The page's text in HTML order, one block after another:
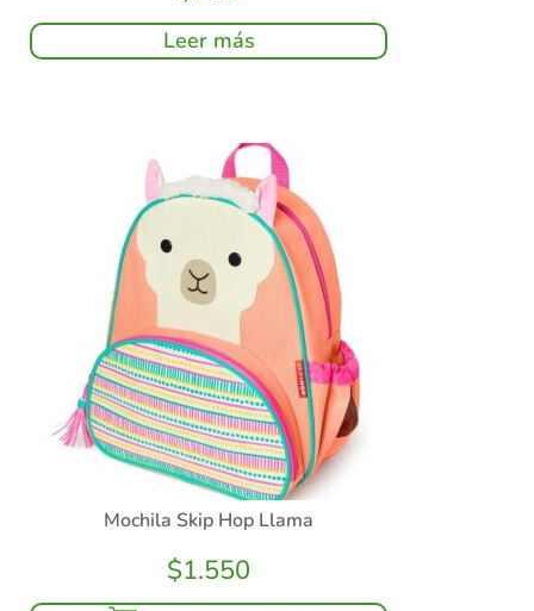
Leer más
Mochila Skip Hop Llama
$1.550